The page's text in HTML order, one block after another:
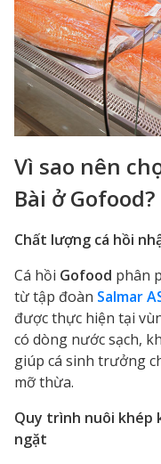
Vì sao nên
Bài ở Gofood?
Chất lượng cá hồi
Cá hồi Gofood phân
từ tập đoàn Salmar
được thực hiện tại
có dòng nước sạch,
giúp cá sinh trưởng
mỡ thừa.
Quy trình nuôi khép
ngặt